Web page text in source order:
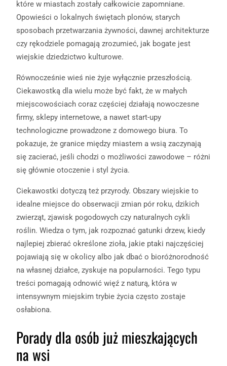
które w miastach zostały całkowicie zapomniane.
Opowieści o lokalnych świętach plonów, starych
sposobach przetwarzania żywności, dawnej architekturze
czy rękodziele pomagają zrozumieć, jak bogate jest
wiejskie dziedzictwo kulturowe.
Równocześnie wieś nie żyje wyłącznie przeszłością.
Ciekawostką dla wielu może być fakt, że w małych
miejscowościach coraz częściej działają nowoczesne
firmy, sklepy internetowe, a nawet start-upy
technologiczne prowadzone z domowego biura. To
pokazuje, że granice między miastem a wsią zaczynają
się zacierać, jeśli chodzi o możliwości zawodowe – różni
się głównie otoczenie i styl życia.
Ciekawostki dotyczą też przyrody. Obszary wiejskie to
idealne miejsce do obserwacji zmian pór roku, dzikich
zwierząt, zjawisk pogodowych czy naturalnych cykli
roślin. Wiedza o tym, jak rozpoznać gatunki drzew, kiedy
najlepiej zbierać określone zioła, jakie ptaki najczęściej
pojawiają się w okolicy albo jak dbać o bioróżnorodność
na własnej działce, zyskuje na popularności. Tego typu
treści pomagają odnowić więź z naturą, która w
intensywnym miejskim trybie życia często zostaje
osłabiona.
Porady dla osób już mieszkających
na wsi